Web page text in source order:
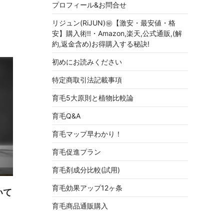
て
プロフィール&お問合せ
リジュン(RiJUN)㊙【激安・最安値・格
安】購入術!!・Amazon,楽天,公式通販,(解
約,返金含め)お得購入する秘訣!
初めにお読みください
特定商取引法記載事項
育毛5大原則と植物比較論
育毛Q&A
育毛マップ早わかり！
育毛促進プラン
育毛剤成分比較(試用)
育毛効果アップ12ヶ条
育毛商品通販購入